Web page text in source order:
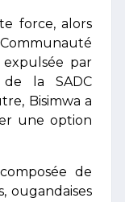
force, alors
expulsée par
la SADC
Bisimwa a
une option
de
ougandaises